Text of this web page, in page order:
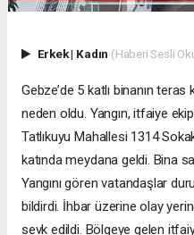
Erkek| Kadın (Haberi Sesli
Gebze’de 5 katlı binanın teras
neden oldu. Yangın, itfaiye
Tatlıkuyu Mahallesi 1314
katında meydana geldi. Bina
Yangını gören vatandaşlar
bildirdi. İhbar üzerine olay
sevk edildi. Bölgeye gelen